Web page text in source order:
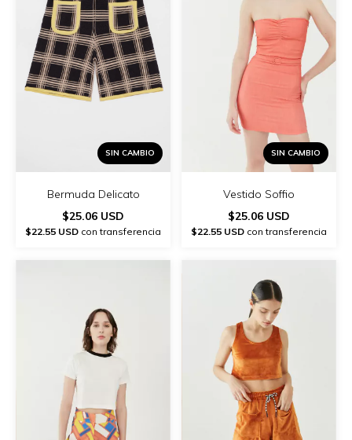
SIN CAMBIO
Bermuda Delicato
$25.06 USD
$22.55 USD con transferencia
SIN CAMBIO
Vestido Soffio
$25.06 USD
$22.55 USD con transferencia